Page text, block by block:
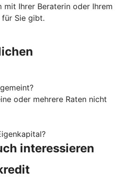
mit Ihrer Beraterin oder Ihrem
Sie gibt.
oder mehrere Raten nicht
interessieren